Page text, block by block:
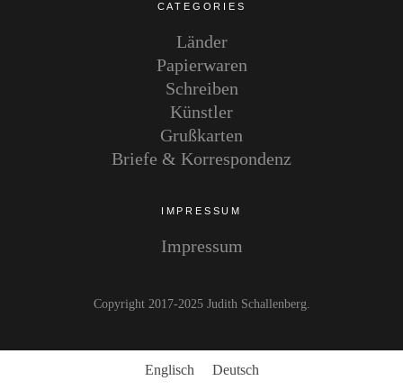
CATEGORIES
Länder
Papierwaren
Schreiben
Künstler
Grußkarten
Briefe & Korrespondenz
IMPRESSUM
Impressum
Copyright 2017-2025 Judith Schallenberg
Englisch Deutsch